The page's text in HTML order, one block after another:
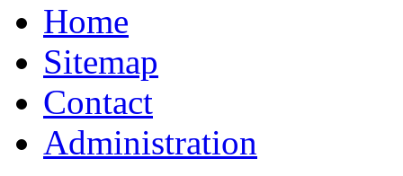
Home
Sitemap
Contact
Administration